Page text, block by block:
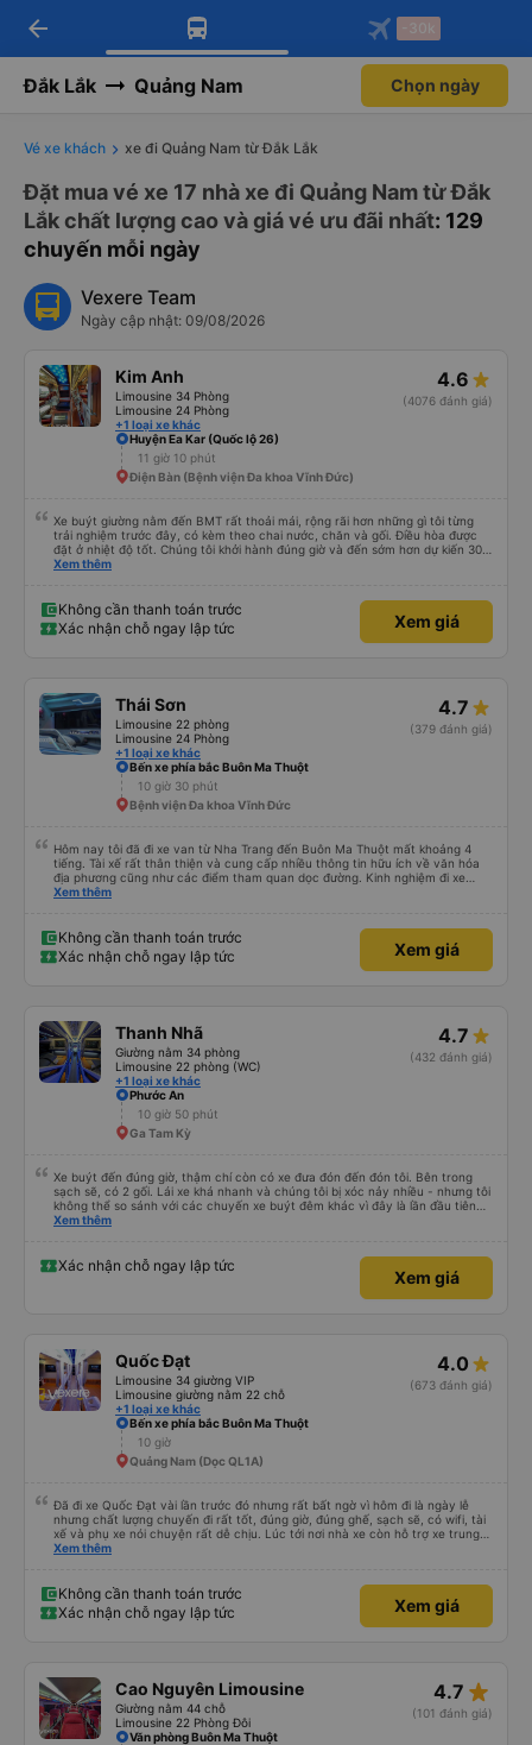
Tải app Vexere ngay!
Nhận ưu đãi thành viên độc
Mở app
Tải app Vexere
-30k/ghế khi đặt vé máy bay qua
Mở app
arrow_back -30k
Đắk Lắk Quảng Nam Chọn ngày
Vé xe khách xe đi Quảng Nam từ Đắk Lắk
Đặt mua vé xe 17 nhà xe đi Quảng Nam từ Đắk
Lắk chất lượng cao và giá vé ưu đãi nhất: 129
chuyến mỗi ngày
Vexere Team
Ngày cập nhật: 09/08/2026
Kim Anh
Limousine 34 Phòng
Limousine 24 Phòng
+1 loại xe khác
4.6
(4076 đánh giá)
Huyện Ea Kar (Quốc lộ 26)
11 giờ 10 phút
Điện Bàn (Bệnh viện Đa khoa Vĩnh Đức)
Xe buýt giường nằm đến BMT rất thoải mái, rộng rãi hơn những gì tôi từng
trải nghiệm trước đây, có kèm theo chai nước, chăn và gối. Điều hòa được
đặt ở nhiệt độ tốt. Chúng tôi khởi hành đúng giờ và đến sớm hơn dự kiến 30
phút. Tài xế rất tuyệt so với những tài xế khác ở Việt Nam! Không quá nhiều
GPS và biển số xe vì tôi phải tìm kiếm xung quanh bến xe để tìm thấy nó, đây
là vấn đề của bến xe Đà Lạt (không phải tất cả các xe buýt đều có bảng
thông tin), chứ không phải của công ty.
Xem thêm
Không cần thanh toán trước
Xác nhận chỗ ngay lập tức
Xem giá
Thái Sơn
Limousine 22 phòng
Limousine 24 Phòng
+1 loại xe khác
4.7
(379 đánh giá)
Bến xe phía bắc Buôn Ma Thuột
10 giờ 30 phút
Bệnh viện Đa khoa Vĩnh Đức
Hôm nay tôi đã đi xe van từ Nha Trang đến Buôn Ma Thuột mất khoảng 4
tiếng. Tài xế rất thân thiện và cung cấp nhiều thông tin hữu ích về văn hóa
địa phương cũng như các điểm tham quan dọc đường. Kinh nghiệm đi xe
buýt ở nhiều vùng khác nhau trên khắp Việt Nam trước đây của chúng tôi
gặp. Chúng tôi rất khuyến khích sử dụng dịch vụ vận chuyển của Thai Son.
Xem thêm
Không cần thanh toán trước
Xác nhận chỗ ngay lập tức
Xem giá
Thanh Nhã
Giường nằm 34 phòng
Limousine 22 phòng (WC)
+1 loại xe khác
4.7
(432 đánh giá)
Phước An
10 giờ 50 phút
Ga Tam Kỳ
Xe buýt đến đúng giờ, thậm chí còn có xe đưa đón đến đón tôi. Bên trong
sạch sẽ, có 2 gối. Lái xe khá nhanh và chúng tôi bị xóc nảy nhiều - nhưng tôi
không thể so sánh với các chuyến xe buýt đêm khác vì đây là lần đầu tiên
tôi đi. Nhìn chung, tôi hài lòng.
Xem thêm
Xác nhận chỗ ngay lập tức
Xem giá
Quốc Đạt
Limousine 34 giường VIP
Limousine giường nằm 22 chỗ
+1 loại xe khác
4.0
(673 đánh giá)
Bến xe phía bắc Buôn Ma Thuột
10 giờ
Quảng Nam (Dọc QL1A)
Đã đi xe Quốc Đạt vài lần trước đó nhưng rất bất ngờ vì hôm đi là ngày lễ
nhưng chất lượng chuyến đi rất tốt, đúng giờ, đúng ghế, sạch sẽ, có wifi, tài
xế và phụ xe nói chuyện rất dễ chịu. Lúc tới nơi nhà xe còn hỗ trợ xe trung
chuyển tới tận nhà. 10đ cho nhà xe, hy vọng nhà xe duy trì được chất lượng
Xem thêm
Không cần thanh toán trước
Xác nhận chỗ ngay lập tức
Xem giá
Cao Nguyên Limousine
Giường nằm 44 chỗ
Limousine 22 Phòng Đôi
4.7 star_rate
(101 đánh giá)
Văn phòng Buôn Ma Thuột